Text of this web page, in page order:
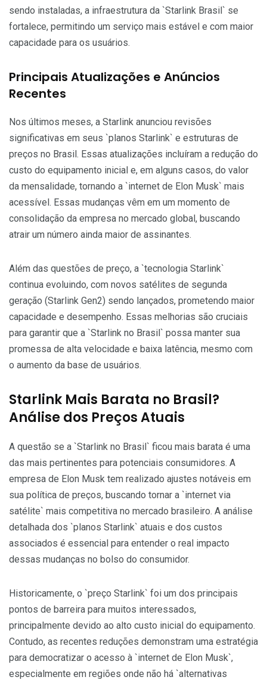
sendo instaladas, a infraestrutura da `Starlink Brasil` se
fortalece, permitindo um serviço mais estável e com maior
capacidade para os usuários.
Principais Atualizações e Anúncios
Recentes
Nos últimos meses, a Starlink anunciou revisões
significativas em seus `planos Starlink` e estruturas de
preços no Brasil. Essas atualizações incluíram a redução do
custo do equipamento inicial e, em alguns casos, do valor
da mensalidade, tornando a `internet de Elon Musk` mais
acessível. Essas mudanças vêm em um momento de
consolidação da empresa no mercado global, buscando
atrair um número ainda maior de assinantes.
Além das questões de preço, a `tecnologia Starlink`
continua evoluindo, com novos satélites de segunda
geração (Starlink Gen2) sendo lançados, prometendo maior
capacidade e desempenho. Essas melhorias são cruciais
para garantir que a `Starlink no Brasil` possa manter sua
promessa de alta velocidade e baixa latência, mesmo com
o aumento da base de usuários.
Starlink Mais Barata no Brasil?
Análise dos Preços Atuais
A questão se a `Starlink no Brasil` ficou mais barata é uma
das mais pertinentes para potenciais consumidores. A
empresa de Elon Musk tem realizado ajustes notáveis em
sua política de preços, buscando tornar a `internet via
satélite` mais competitiva no mercado brasileiro. A análise
detalhada dos `planos Starlink` atuais e dos custos
associados é essencial para entender o real impacto
dessas mudanças no bolso do consumidor.
Historicamente, o `preço Starlink` foi um dos principais
pontos de barreira para muitos interessados,
principalmente devido ao alto custo inicial do equipamento.
Contudo, as recentes reduções demonstram uma estratégia
para democratizar o acesso à `internet de Elon Musk`,
especialmente em regiões onde não há `alternativas